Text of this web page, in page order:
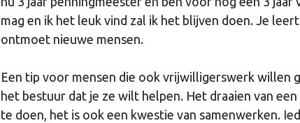
mag en ik het leuk vind zal ik het blijven doen. Je
ontmoet nieuwe mensen.
Een tip voor mensen die ook vrijwilligerswerk willen
het bestuur dat je ze wilt helpen. Het draaien van
te doen, het is ook een kwestie van samenwerken.